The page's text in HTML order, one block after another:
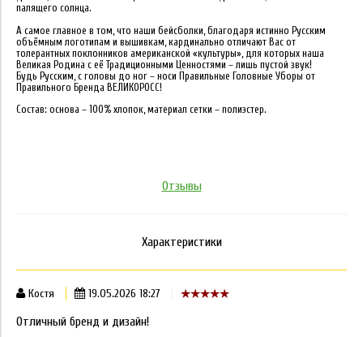
палящего солнца.
А самое главное в том, что наши бейсболки, благодаря истинно Русским
объёмным логотипам и вышивкам, кардинально отличают Вас от
толерантных поклонников американской «культуры», для которых наша
Великая Родина с её Традиционными Ценностями – лишь пустой звук!
Будь Русским, с головы до ног – носи Правильные Головные Уборы от
Правильного Бренда ВЕЛИКОРОСС!
Состав: основа – 100% хлопок, материал сетки – полиэстер.
Отзывы
Характеристики
Костя 19.05.2026 18:27
Отличный бренд и дизайн!